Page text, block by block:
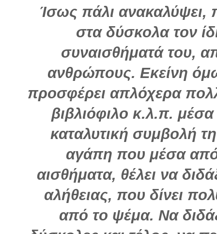
Ίσως πάλι ανακαλύψει,
στα δύσκολα τον
συναισθήματά του,
ανθρώπους. Εκείνη
προσφέρει απλόχερα
βιβλιόφιλο κ.λ.π.
καταλυτική συμβολή
αγάπη που μέσα
αισθήματα, θέλει να
αλήθειας, που δίνει
από το ψέμα. Να